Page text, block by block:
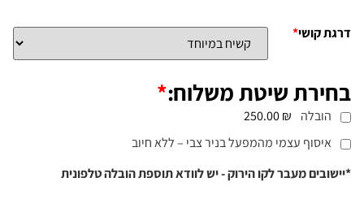
דרגת קושי*
בחירת שיטת משלוח:*
הובלה
₪ 250.00
איסוף עצמי מהמפעל בניר צבי – ללא חיוב
*יישובים מעבר לקו הירוק - יש לוודא תוספת הובלה טלפונית